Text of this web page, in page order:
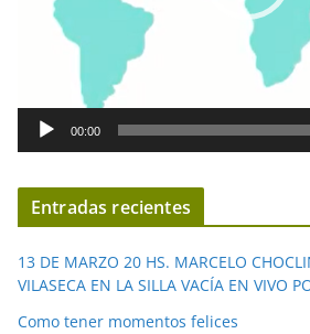
d
í
d
e
o
00:00
Entradas recientes
13 DE MARZO 20 HS. MARCELO
VILASECA EN LA SILLA VACÍA EN VIVO
Como tener momentos felices